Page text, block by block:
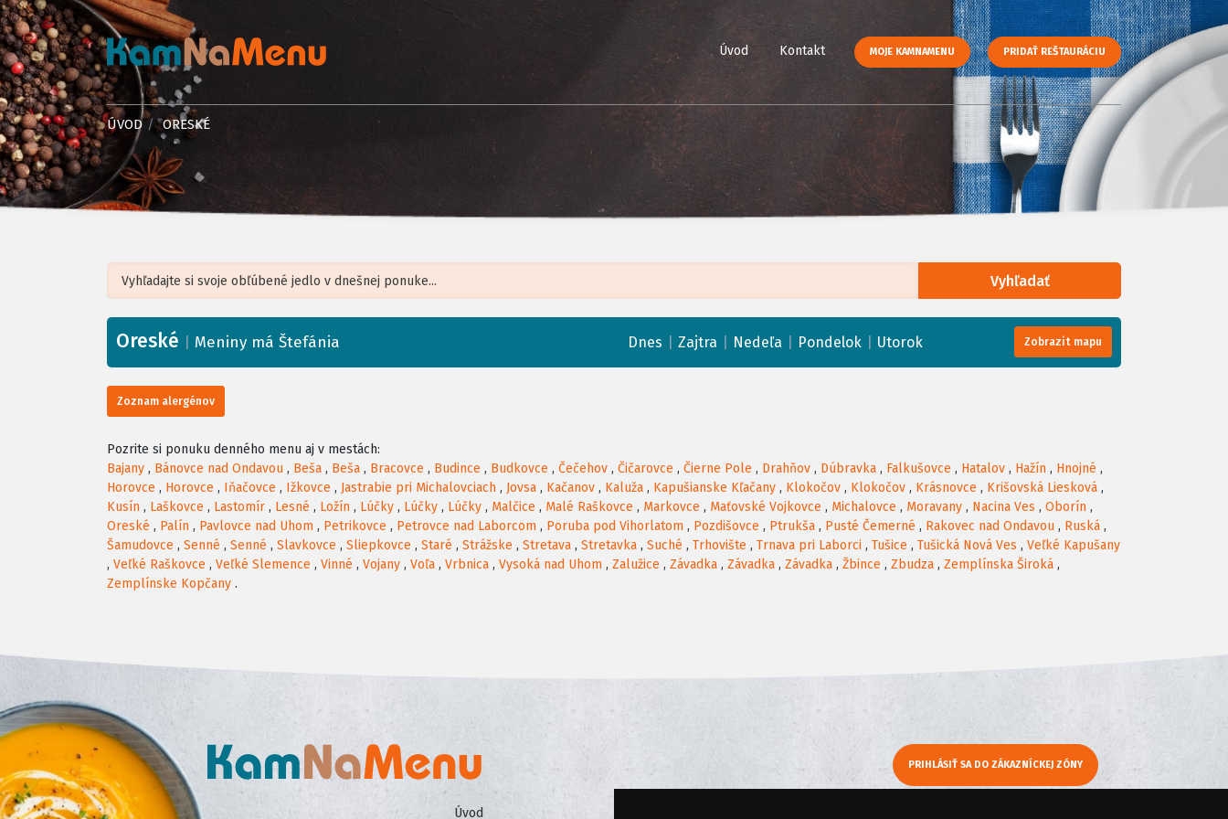
Úvod Kontakt MOJE KAMNAMENU PRIDAŤ REŠTAURÁCIU
ÚVOD ORESKÉ
Vyhľadať
+
−
Oreské Meniny má Štefánia Dnes Zajtra Nedeľa Pondelok Utorok Zobrazit mapu
Zoznam alergénov
Pozrite si ponuku denného menu aj v mestách:
Bajany , Bánovce nad Ondavou , Beša , Beša , Bracovce , Budince , Budkovce , Čečehov , Čičarovce , Čierne Pole , Drahňov , Dúbravka , Falkušovce , Hatalov , Hažín , Hnojné ,
Horovce , Horovce , Iňačovce , Ižkovce , Jastrabie pri Michalovciach , Jovsa , Kačanov , Kaluža , Kapušianske Kľačany , Klokočov , Klokočov , Krásnovce , Krišovská Liesková ,
Kusín , Laškovce , Lastomír , Lesné , Ložín , Lúčky , Lúčky , Lúčky , Malčice , Malé Raškovce , Markovce , Maťovské Vojkovce , Michalovce , Moravany , Nacina Ves , Oborín ,
Oreské , Palín , Pavlovce nad Uhom , Petrikovce , Petrovce nad Laborcom , Poruba pod Vihorlatom , Pozdišovce , Ptrukša , Pusté Čemerné , Rakovec nad Ondavou , Ruská ,
Šamudovce , Senné , Senné , Slavkovce , Sliepkovce , Staré , Strážske , Stretava , Stretavka , Suché , Trhovište , Trnava pri Laborci , Tušice , Tušická Nová Ves , Veľké Kapušany
, Veľké Raškovce , Veľké Slemence , Vinné , Vojany , Voľa , Vrbnica , Vysoká nad Uhom , Zalužice , Závadka , Závadka , Závadka , Žbince , Zbudza , Zemplínska Široká ,
Zemplínske Kopčany .
PRIHLÁSIŤ SA DO ZÁKAZNÍCKEJ ZÓNY
Úvod